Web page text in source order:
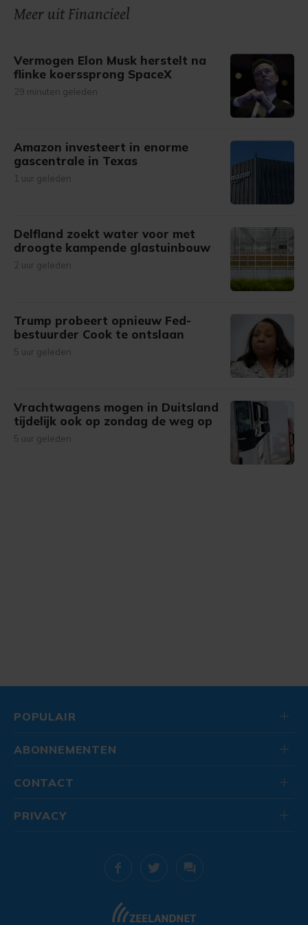
onze cookiepagina kun je ons cookiebeleid bekijken en je
gemaakte keuze altijd wijzigen of intrekken.
Meer uit Financieel
Vermogen Elon Musk herstelt na
flinke koerssprong SpaceX
29 minuten geleden
Amazon investeert in enorme
gascentrale in Texas
1 uur geleden
Delfland zoekt water voor met
droogte kampende glastuinbouw
2 uur geleden
Trump probeert opnieuw Fed-
bestuurder Cook te ontslaan
5 uur geleden
Vrachtwagens mogen in Duitsland
tijdelijk ook op zondag de weg op
5 uur geleden
POPULAIR
ABONNEMENTEN
CONTACT
PRIVACY